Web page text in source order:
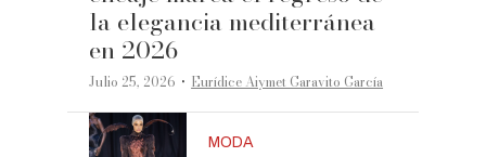
la elegancia mediterránea
en 2026
Julio 25, 2026 ·Eurídice Aiymet Garavito García
MODA